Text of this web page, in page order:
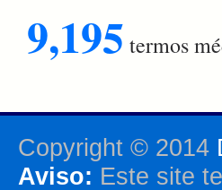
9,195 termos
Copyright © 2014
Aviso: Este site